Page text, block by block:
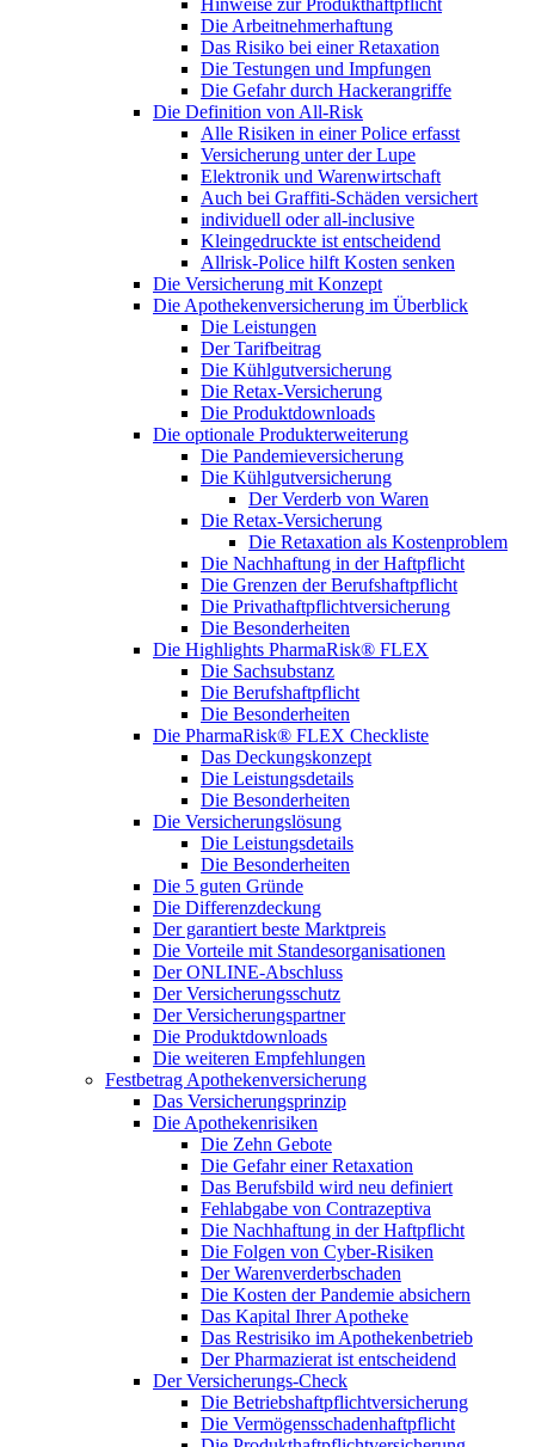
Hinweise zur Produkthaftpflicht
Die Arbeitnehmerhaftung
Das Risiko bei einer Retaxation
Die Testungen und Impfungen
Die Gefahr durch Hackerangriffe
Die Definition von All-Risk
Alle Risiken in einer Police erfasst
Versicherung unter der Lupe
Elektronik und Warenwirtschaft
Auch bei Graffiti-Schäden versichert
individuell oder all-inclusive
Kleingedruckte ist entscheidend
Allrisk-Police hilft Kosten senken
Die Versicherung mit Konzept
Die Apothekenversicherung im Überblick
Die Leistungen
Der Tarifbeitrag
Die Kühlgutversicherung
Die Retax-Versicherung
Die Produktdownloads
Die optionale Produkterweiterung
Die Pandemieversicherung
Die Kühlgutversicherung
Der Verderb von Waren
Die Retax-Versicherung
Die Retaxation als Kostenproblem
Die Nachhaftung in der Haftpflicht
Die Grenzen der Berufshaftpflicht
Die Privathaftpflichtversicherung
Die Besonderheiten
Die Highlights PharmaRisk® FLEX
Die Sachsubstanz
Die Berufshaftpflicht
Die Besonderheiten
Die PharmaRisk® FLEX Checkliste
Das Deckungskonzept
Die Leistungsdetails
Die Besonderheiten
Die Versicherungslösung
Die Leistungsdetails
Die Besonderheiten
Die 5 guten Gründe
Die Differenzdeckung
Der garantiert beste Marktpreis
Die Vorteile mit Standesorganisationen
Der ONLINE-Abschluss
Der Versicherungsschutz
Der Versicherungspartner
Die Produktdownloads
Die weiteren Empfehlungen
Festbetrag Apothekenversicherung
Das Versicherungsprinzip
Die Apothekenrisiken
Die Zehn Gebote
Die Gefahr einer Retaxation
Das Berufsbild wird neu definiert
Fehlabgabe von Contrazeptiva
Die Nachhaftung in der Haftpflicht
Die Folgen von Cyber-Risiken
Der Warenverderbschaden
Die Kosten der Pandemie absichern
Das Kapital Ihrer Apotheke
Das Restrisiko im Apothekenbetrieb
Der Pharmazierat ist entscheidend
Der Versicherungs-Check
Die Betriebshaftpflichtversicherung
Die Vermögensschadenhaftpflicht